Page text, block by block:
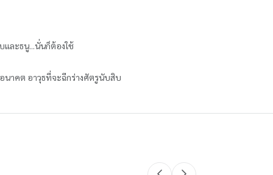
และธนู...นั่นก็ต้องใช้
นาคต อาวุธที่จะฉีกร่างศัตรูนับสิบ